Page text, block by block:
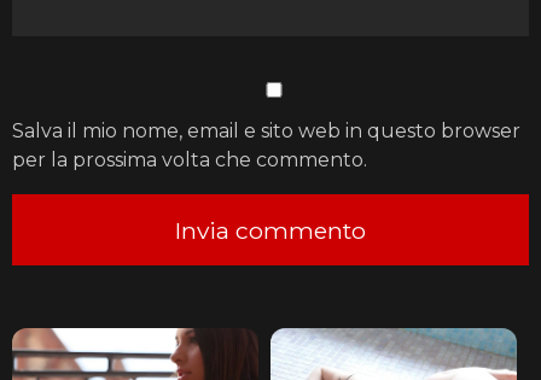
Salva il mio nome, email e sito web in questo browser
per la prossima volta che commento.